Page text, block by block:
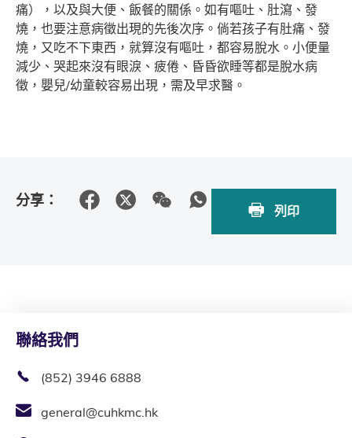
痛），以及與大便、飯餐的關係。如有嘔吐、肚瀉、發
燒，也要注意病徵出現的先後次序。倘若孩子有肚痛、發
燒，又吃不下東西，就算沒有嘔吐，都容易脫水。小便量
減少、哭起來沒有眼淚、疲倦、昏昏欲睡等都是脫水病
徵，嬰兒/幼童較容易出現，需及早求醫。
分享：
列印
聯絡我們
(852) 3946 6888
general@cuhkmc.hk